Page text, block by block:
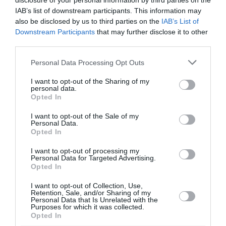
IAB’s list of downstream participants. This information may
also be disclosed by us to third parties on the IAB’s List of
Downstream Participants that may further disclose it to other
Personal Data Processing Opt Outs
I want to opt-out of the Sharing of my
personal data.
Opted In
I want to opt-out of the Sale of my
Personal Data.
Opted In
I want to opt-out of processing my
Personal Data for Targeted Advertising.
Opted In
I want to opt-out of Collection, Use,
Retention, Sale, and/or Sharing of my
Personal Data that Is Unrelated with the
Purposes for which it was collected.
Opted In
σθένος και διαθεσιμότητα υπόσταση σε ανθρώπινες
ψηφίδες της καθημερινής ζωής στις γειτονιές των
μεταναστών, των οποίων τα δράματα και οι
συναισθηματικές εκρήξεις παραμένουν αφανή πίσω από
κλειστές πόρτες και σιωπηρούς τοίχους.
Ιδιαίτερης μνείας για την ερμηνευτική τους δεινότητα,
μέσω της οποίας αποκρυσταλλώνονται με τρόπο
ηρώων τους, χρήζουν ηΜαρία Αρζόγλου, οΘάνος
Κόνιαρηςκαιο Βαγγέλης Παπαγιαννόπουλος.
Photo Credit: Άλεξ Κατ
Διαβάστε επίσης:
Η Μέρα της Φούστας, σε σκηνοθεσία Ζωής Χατζηαντωνίου
στο Θέατρο Δίπυλον